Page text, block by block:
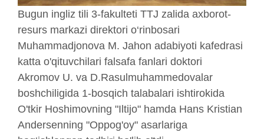
Bugun ingliz tili 3-fakulteti TTJ zalida axborot-
resurs markazi direktori o‘rinbosari
Muhammadjonova M. Jahon adabiyoti kafedrasi
katta o'qituvchilari falsafa fanlari doktori
Akromov U. va D.Rasulmuhammedovalar
boshchiligida 1-bosqich talabalari ishtirokida
O'tkir Hoshimovning "Iltijo" hamda Hans Kristian
Andersenning "Oppog'oy" asarlariga